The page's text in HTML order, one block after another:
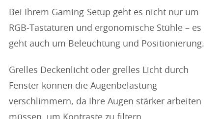
Bei Ihrem Gaming-Setup geht es nicht nur um
RGB-Tastaturen und ergonomische Stühle – es
geht auch um Beleuchtung und Positionierung.
Grelles Deckenlicht oder grelles Licht durch
Fenster können die Augenbelastung
verschlimmern, da Ihre Augen stärker arbeiten